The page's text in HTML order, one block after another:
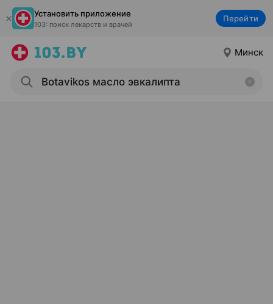
Установить приложение
103: поиск лекарств и врачей
Перейти
Минск